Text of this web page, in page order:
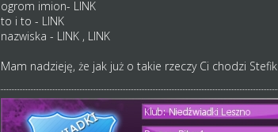
ogrom imion- LINK
to i to - LINK
nazwiska - LINK, LINK
Mam nadzieję, że jak już o takie rzeczy Ci chodzi